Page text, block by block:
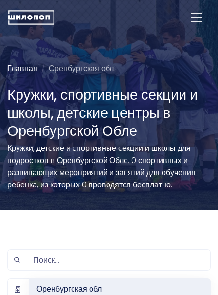
Главная Оренбургская обл
Кружки, спортивные секции и
школы, детские центры в
Оренбургской Обле
Кружки, детские и спортивные секции и школы для
подростков в Оренбургской Обле. 0 спортивных и
развивающих мероприятий и занятий для обучения
ребенка, из которых 0 проводятся бесплатно.
Оренбургская обл